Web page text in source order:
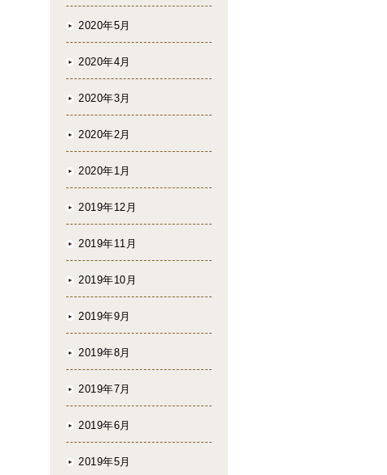
2020年5月
2020年4月
2020年3月
2020年2月
2020年1月
2019年12月
2019年11月
2019年10月
2019年9月
2019年8月
2019年7月
2019年6月
2019年5月